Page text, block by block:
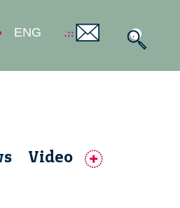
ENG
Video